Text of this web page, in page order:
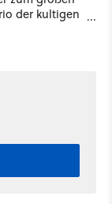
der kultigen